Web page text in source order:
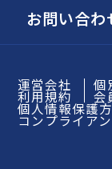
お問い合わ
運営会社 個
利用規約 会
個人情報保護
コンプライア